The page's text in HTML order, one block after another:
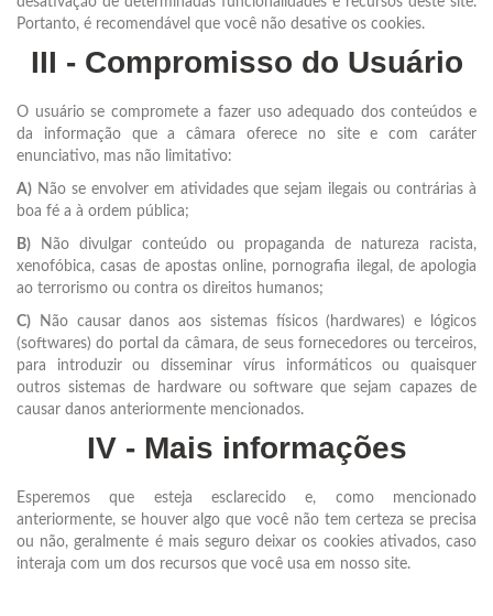
Portanto, é recomendável que você não desative os cookies.
III - Compromisso do Usuário
O usuário se compromete a fazer uso adequado dos conteúdos e
da informação que a câmara oferece no site e com caráter
enunciativo, mas não limitativo:
A) Não se envolver em atividades que sejam ilegais ou contrárias à
boa fé a à ordem pública;
B) Não divulgar conteúdo ou propaganda de natureza racista,
xenofóbica, casas de apostas online, pornografia ilegal, de apologia
ao terrorismo ou contra os direitos humanos;
C) Não causar danos aos sistemas físicos (hardwares) e lógicos
(softwares) do portal da câmara, de seus fornecedores ou terceiros,
para introduzir ou disseminar vírus informáticos ou quaisquer
outros sistemas de hardware ou software que sejam capazes de
causar danos anteriormente mencionados.
IV - Mais informações
Esperemos que esteja esclarecido e, como mencionado
anteriormente, se houver algo que você não tem certeza se precisa
ou não, geralmente é mais seguro deixar os cookies ativados, caso
interaja com um dos recursos que você usa em nosso site.